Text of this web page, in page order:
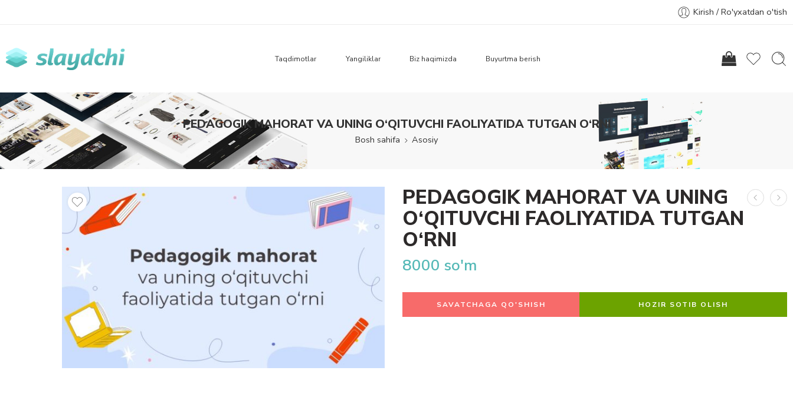
Kirish / Ro'yxatdan o'tish
Taqdimotlar Yangiliklar Biz haqimizda Buyurtma berish
PEDAGOGIK MAHORAT VA UNING O‘QITUVCHI FAOLIYATIDA TUTGAN O‘RNI
Bosh sahifa Asosiy
PEDAGOGIK MAHORAT VA UNING
O‘QITUVCHI FAOLIYATIDA TUTGAN
O‘RNI
8000 so'm
SAVATCHAGA QO'SHISH HOZIR SOTIB OLISH